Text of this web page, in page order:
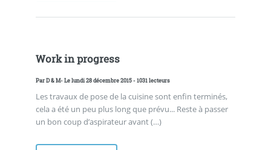
Work in progress
ParD & M- Le lundi 28 décembre 2015 - 1031 lecteurs
Les travaux de pose de la cuisine sont enfin terminés,
cela a été un peu plus long que prévu... Reste à passer
un bon coup d’aspirateur avant (…)